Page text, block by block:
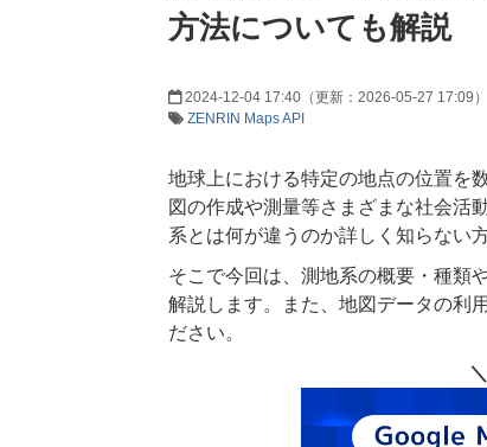
方法についても解説
2024-12-04 17:40 （更新： 2026-05-27 17:09 ）
ZENRIN Maps API
地球上における特定の地点の位置を
図の作成や測量等さまざまな社会活
系とは何が違うのか詳しく知らない
そこで今回は、測地系の概要・種類
解説します。また、地図データの利
ださい。